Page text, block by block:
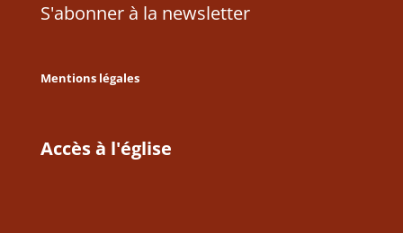
S'abonner à la newsletter
Mentions légales
Accès à l'église